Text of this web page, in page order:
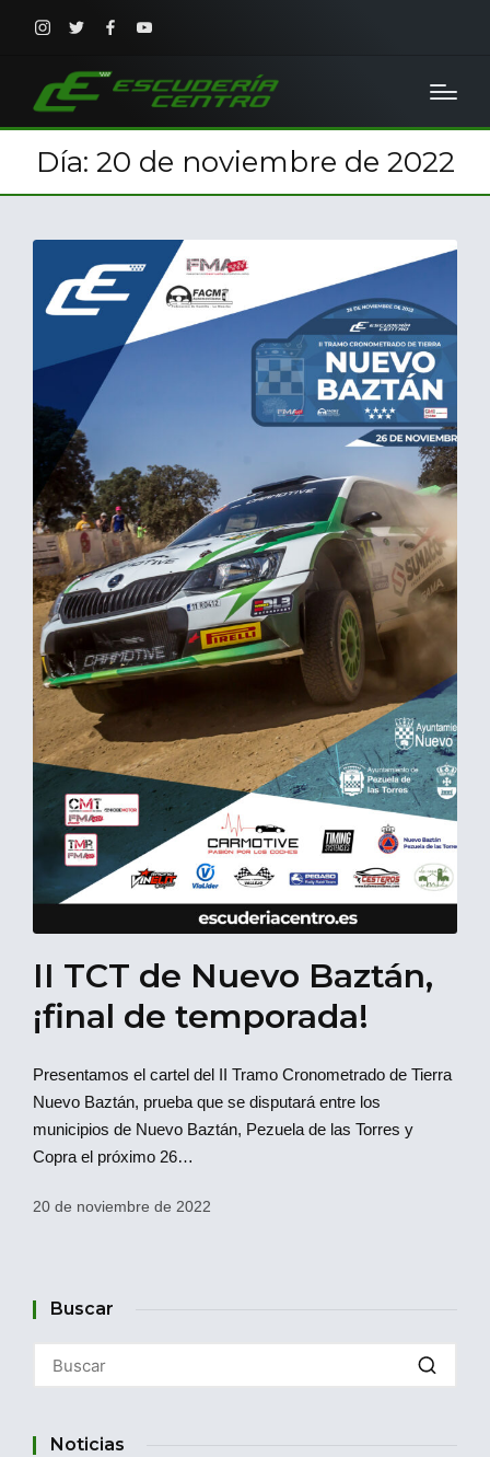
Instagram
TwitterFacebookYoutube
Día: 20 de noviembre de 2022
II TCT de Nuevo Baztán,
¡final de temporada!
Presentamos el cartel del II Tramo Cronometrado de Tierra
Nuevo Baztán, prueba que se disputará entre los
municipios de Nuevo Baztán, Pezuela de las Torres y
Copra el próximo 26…
20 de noviembre de 2022
Buscar
Noticias